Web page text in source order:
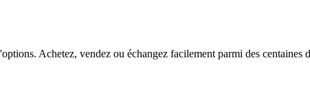
Achetez, vendez ou échangez facilement parmi des centaines